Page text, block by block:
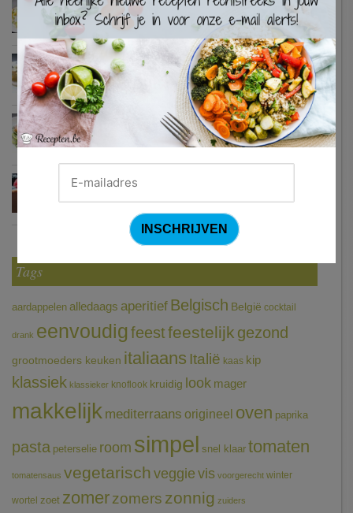
Zweedse gehaktballetjes
Courgetti met paprikasaus en halloumi (Sandra Bekkari)
Chocomousse met fruitbier
Tags
aardappelen alledaags aperitief Belgisch België cocktail
drank eenvoudigfeestfeestelijk gezond
grootmoeders keuken italiaans Italië kaas kip
klassiek klassieker knoflook kruidig look mager
makkelijk mediterraans origineel oven paprika
pasta peterselie room simpel snel klaar tomaten
tomatensaus vegetarischveggie vis voorgerecht winter
wortel zoet zomerzomers zonnig zuiders